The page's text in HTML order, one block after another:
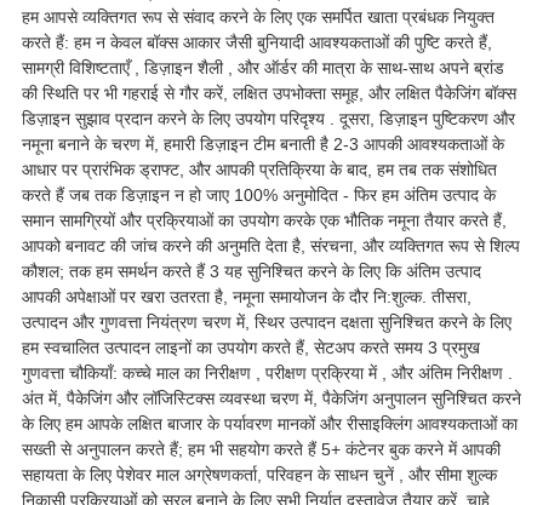
हम आपसे व्यक्तिगत रूप से संवाद करने के लिए एक समर्पित खाता प्रबंधक नियुक्त
करते हैं: हम न केवल बॉक्स आकार जैसी बुनियादी आवश्यकताओं की पुष्टि करते हैं,
सामग्री विशिष्टताएँ , डिज़ाइन शैली , और ऑर्डर की मात्रा के साथ-साथ अपने ब्रांड
की स्थिति पर भी गहराई से गौर करें, लक्षित उपभोक्ता समूह, और लक्षित पैकेजिंग बॉक्स
डिज़ाइन सुझाव प्रदान करने के लिए उपयोग परिदृश्य . दूसरा, डिज़ाइन पुष्टिकरण और
नमूना बनाने के चरण में, हमारी डिज़ाइन टीम बनाती है 2-3 आपकी आवश्यकताओं के
आधार पर प्रारंभिक ड्राफ्ट, और आपकी प्रतिक्रिया के बाद, हम तब तक संशोधित
करते हैं जब तक डिज़ाइन न हो जाए 100% अनुमोदित - फिर हम अंतिम उत्पाद के
समान सामग्रियों और प्रक्रियाओं का उपयोग करके एक भौतिक नमूना तैयार करते हैं,
आपको बनावट की जांच करने की अनुमति देता है, संरचना, और व्यक्तिगत रूप से शिल्प
कौशल; तक हम समर्थन करते हैं 3 यह सुनिश्चित करने के लिए कि अंतिम उत्पाद
आपकी अपेक्षाओं पर खरा उतरता है, नमूना समायोजन के दौर नि:शुल्क. तीसरा,
उत्पादन और गुणवत्ता नियंत्रण चरण में, स्थिर उत्पादन दक्षता सुनिश्चित करने के लिए
हम स्वचालित उत्पादन लाइनों का उपयोग करते हैं, सेटअप करते समय 3 प्रमुख
गुणवत्ता चौकियाँ: कच्चे माल का निरीक्षण , परीक्षण प्रक्रिया में , और अंतिम निरीक्षण .
अंत में, पैकेजिंग और लॉजिस्टिक्स व्यवस्था चरण में, पैकेजिंग अनुपालन सुनिश्चित करने
के लिए हम आपके लक्षित बाजार के पर्यावरण मानकों और रीसाइक्लिंग आवश्यकताओं का
सख्ती से अनुपालन करते हैं; हम भी सहयोग करते हैं 5+ कंटेनर बुक करने में आपकी
सहायता के लिए पेशेवर माल अग्रेषणकर्ता, परिवहन के साधन चुनें , और सीमा शुल्क
निकासी प्रक्रियाओं को सरल बनाने के लिए सभी निर्यात दस्तावेज़ तैयार करें. चाहे